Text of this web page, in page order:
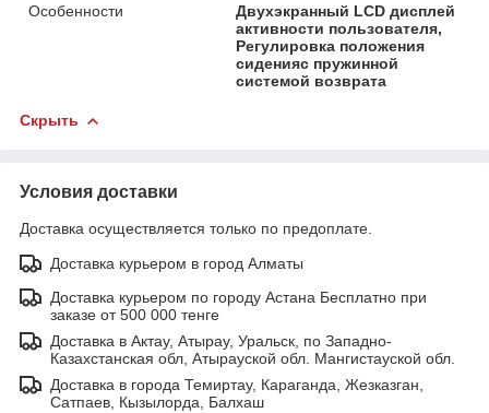
Особенности
Двухэкранный LCD дисплей
активности пользователя,
Регулировка положения
сиденияс пружинной
системой возврата
Скрыть
Условия доставки
Доставка осуществляется только по предоплате.
Доставка курьером в город Алматы
Доставка курьером по городу Астана Бесплатно при
заказе от 500 000 тенге
Доставка в Актау, Атырау, Уральск, по Западно-
Казахстанская обл, Атырауской обл. Мангистауской обл.
Доставка в города Темиртау, Караганда, Жезказган,
Сатпаев, Кызылорда, Балхаш